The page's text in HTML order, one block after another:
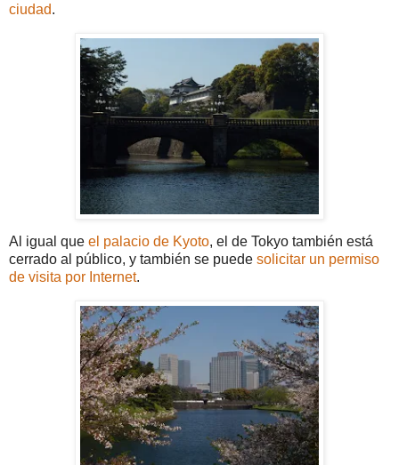
ciudad.
Al igual que el palacio de Kyoto, el de Tokyo también está
cerrado al público, y también se puede solicitar un permiso
de visita por Internet.